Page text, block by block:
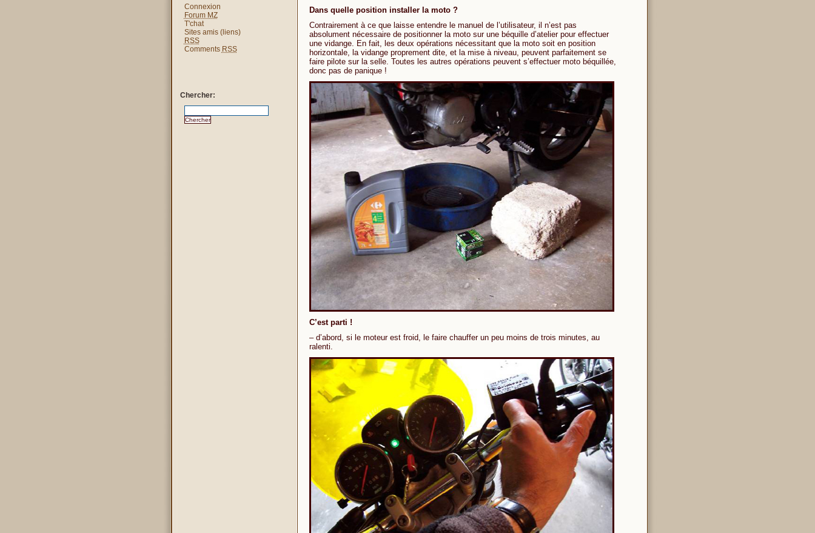
Dans quelle position installer la moto ?
Contrairement à ce que laisse entendre le manuel de l’utilisateur, il n’est pas
absolument nécessaire de positionner la moto sur une béquille d’atelier pour effectuer
une vidange. En fait, les deux opérations nécessitant que la moto soit en position
horizontale, la vidange proprement dite, et la mise à niveau, peuvent parfaitement se
faire pilote sur la selle. Toutes les autres opérations peuvent s’effectuer moto béquillée,
donc pas de panique !
C’est parti !
– d’abord, si le moteur est froid, le faire chauffer un peu moins de trois minutes, au
ralenti.
Connexion
Forum MZ
T'chat
Sites amis (liens)
RSS
Comments RSS
Chercher: